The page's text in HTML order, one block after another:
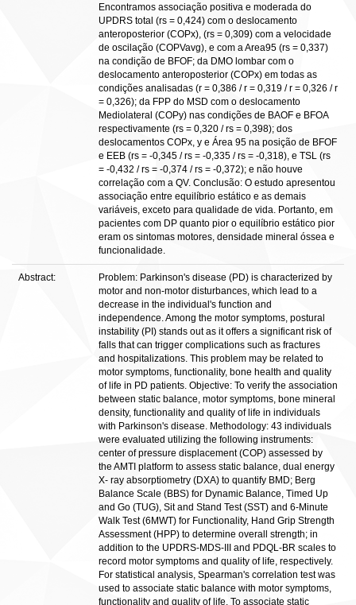
Encontramos associação positiva e moderada do
UPDRS total (rs = 0,424) com o deslocamento
anteroposterior (COPx), (rs = 0,309) com a velocidade
de oscilação (COPVavg), e com a Area95 (rs = 0,337)
na condição de BFOF; da DMO lombar com o
deslocamento anteroposterior (COPx) em todas as
condições analisadas (r = 0,386 / r = 0,319 / r = 0,326 / r
= 0,326); da FPP do MSD com o deslocamento
Mediolateral (COPy) nas condições de BAOF e BFOA
respectivamente (rs = 0,320 / rs = 0,398); dos
deslocamentos COPx, y e Área 95 na posição de BFOF
e EEB (rs = -0,345 / rs = -0,335 / rs = -0,318), e TSL (rs
= -0,432 / rs = -0,374 / rs = -0,372); e não houve
correlação com a QV. Conclusão: O estudo apresentou
associação entre equilíbrio estático e as demais
variáveis, exceto para qualidade de vida. Portanto, em
pacientes com DP quanto pior o equilíbrio estático pior
eram os sintomas motores, densidade mineral óssea e
funcionalidade.
Abstract:
Problem: Parkinson's disease (PD) is characterized by
motor and non-motor disturbances, which lead to a
decrease in the individual's function and
independence. Among the motor symptoms, postural
instability (PI) stands out as it offers a significant risk of
falls that can trigger complications such as fractures
and hospitalizations. This problem may be related to
motor symptoms, functionality, bone health and quality
of life in PD patients. Objective: To verify the association
between static balance, motor symptoms, bone mineral
density, functionality and quality of life in individuals
with Parkinson's disease. Methodology: 43 individuals
were evaluated utilizing the following instruments:
center of pressure displacement (COP) assessed by
the AMTI platform to assess static balance, dual energy
X- ray absorptiometry (DXA) to quantify BMD; Berg
Balance Scale (BBS) for Dynamic Balance, Timed Up
and Go (TUG), Sit and Stand Test (SST) and 6-Minute
Walk Test (6MWT) for Functionality, Hand Grip Strength
Assessment (HPP) to determine overall strength; in
addition to the UPDRS-MDS-ΙΙΙ and PDQL-BR scales to
record motor symptoms and quality of life, respectively.
For statistical analysis, Spearman's correlation test was
used to associate static balance with motor symptoms,
functionality and quality of life. To associate static